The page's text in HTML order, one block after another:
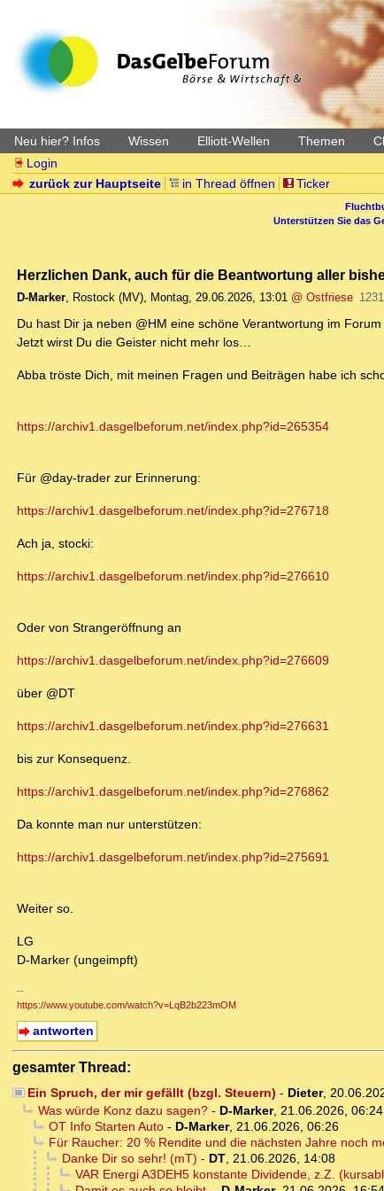
Neu hier? Infos Wissen Elliott-Wellen Themen
Login
zurück zur Hauptseite
in Thread öffnen Ticker
Unterstützen Sie das
Herzlichen Dank, auch für die Beantwortung aller
D-Marker, Rostock (MV), Montag, 29.06.2026, 13:01 @ Ostfriese
Du hast Dir ja neben @HM eine schöne Verantwortung im
Jetzt wirst Du die Geister nicht mehr los…
Abba tröste Dich, mit meinen Fragen und Beiträgen habe ich
https://archiv1.dasgelbeforum.net/index.php?id=265354
Für @day-trader zur Erinnerung:
https://archiv1.dasgelbeforum.net/index.php?id=276718
Ach ja, stocki:
https://archiv1.dasgelbeforum.net/index.php?id=276610
Oder von Strangeröffnung an
https://archiv1.dasgelbeforum.net/index.php?id=276609
über @DT
https://archiv1.dasgelbeforum.net/index.php?id=276631
bis zur Konsequenz.
https://archiv1.dasgelbeforum.net/index.php?id=276862
Da konnte man nur unterstützen:
https://archiv1.dasgelbeforum.net/index.php?id=275691
Weiter so.
LG
D-Marker (ungeimpft)
--
https://www.youtube.com/watch?v=LqB2b223mOM
antworten
gesamter Thread:
Ein Spruch, der mir gefällt (bzgl. Steuern) - Dieter,
Was würde Konz dazu sagen?- D-Marker, 21.06.2026, 06:24
OT Info Starten Auto- D-Marker, 21.06.2026, 06:26
Für Raucher: 20 % Rendite und die nächsten Jahre noch
Danke Dir so sehr! (mT) - DT, 21.06.2026, 14:08
VAR Energi A3DEH5 konstante Dividende, z.Z.